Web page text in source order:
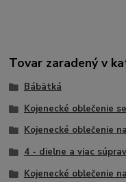
Tovar zaradený v
Bábätká
Kojenecké oblečenie
Kojenecké oblečenie
4 - dielne a viac
Kojenecké oblečenie